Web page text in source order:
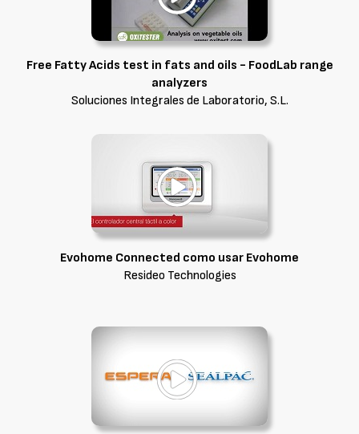
Free Fatty Acids test in fats and oils - FoodLab range
analyzers
Soluciones Integrales de Laboratorio, S.L.
Evohome Connected como usar Evohome
Resideo Technologies